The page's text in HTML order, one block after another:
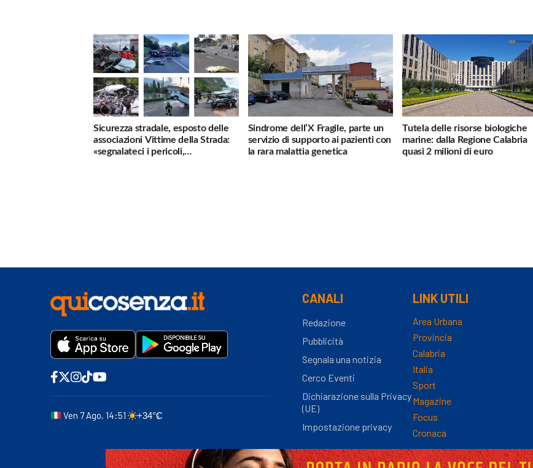
Sicurezza stradale, esposto delle
associazioni Vittime della Strada:
«segnalateci i pericoli,
Sindrome dell’X Fragile, parte un
servizio di supporto ai pazienti con
la rara malattia genetica
Tutela delle risorse biologiche
marine: dalla Regione Calabria
quasi 2 milioni di euro
Ven 7 Ago, 14:51 +34°C
CANALI
Redazione
Pubblicità
Segnala una notizia
Cerco Eventi
Dichiarazione sulla Privacy
(UE)
Impostazione privacy
LINK UTILI
Area Urbana
Provincia
Calabria
Italia
Sport
Magazine
Focus
Cronaca